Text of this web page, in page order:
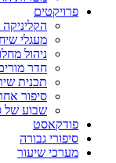
פרויקטים
מעגלי שיח
ניהול
חדר
תכנית
סיפור
שבוע של
פודקאסט
סיפורי גבורה
מערכי שיעור